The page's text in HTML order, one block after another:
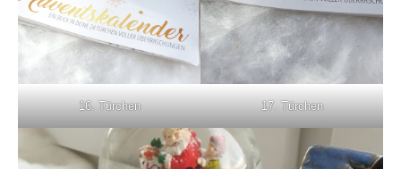
16. Türchen 17. Türchen